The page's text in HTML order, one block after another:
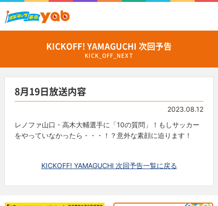
KICKOFF! YAMAGUCHI 次回予告
KICK_OFF_NEXT
8月19日放送内容
2023.08.12
レノファ山口・高木大輔選手に「10の質問」！ もしサッカー
をやっていなかったら・・・！？意外な素顔に迫ります！
KICKOFF! YAMAGUCHI 次回予告一覧に戻る